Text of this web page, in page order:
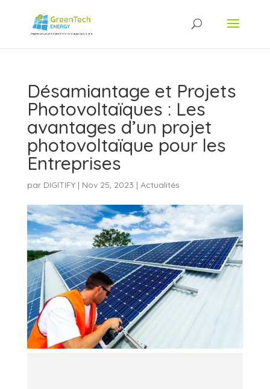
Désamiantage et Projets
Photovoltaïques : Les
avantages d’un projet
photovoltaïque pour les
Entreprises
par DIGITIFY| Nov 25, 2023 | Actualités